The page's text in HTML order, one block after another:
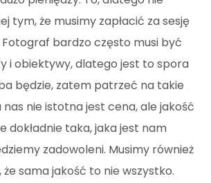
tym, że musimy zapłacić za sesję
bardzo często musi być
i obiektywy, dlatego jest to spora
będzie, zatem patrzeć na takie
nas nie istotna jest cena, ale jakość
dokładnie taka, jaka jest nam
zadowoleni. Musimy również
sama jakość to nie wszystko.